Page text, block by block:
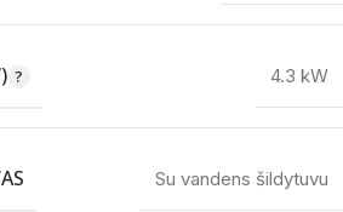
4.3 kW
Su vandens šildytuvu